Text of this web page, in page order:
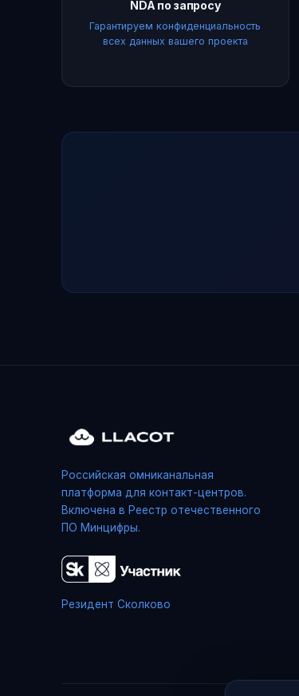
NDA по запросу
Гарантируем конфиденциальность
всех данных вашего проекта
Российская омниканальная
платформа для контакт-центров.
Включена в Реестр отечественного
ПО Минцифры.
Резидент Сколково